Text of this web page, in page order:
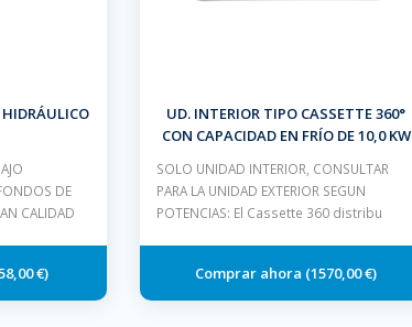
DE
CALIDAD
€
UD. INTERIOR TIPO CASSETTE 360°
CON CAPACIDAD EN FRÍO DE 10,0 KW
SOLO UNIDAD INTERIOR, CONSULTAR
PARA LA UNIDAD EXTERIOR SEGUN
POTENCIAS: El Cassette 360 distribu
1570,00 €